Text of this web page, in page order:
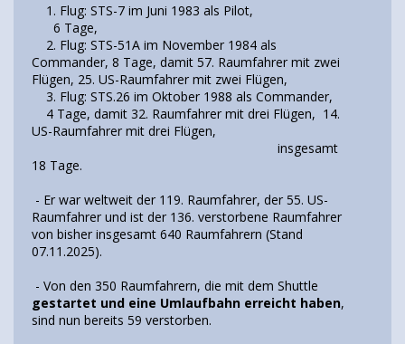
1. Flug: STS-7 im Juni 1983 als Pilot,
6 Tage,
2. Flug: STS-51A im November 1984 als
Commander, 8 Tage, damit 57. Raumfahrer mit zwei
Flügen, 25. US-Raumfahrer mit zwei Flügen,
3. Flug: STS.26 im Oktober 1988 als Commander,
4 Tage, damit 32. Raumfahrer mit drei Flügen, 14.
US-Raumfahrer mit drei Flügen,
insgesamt
18 Tage.
- Er war weltweit der 119. Raumfahrer, der 55. US-
Raumfahrer und ist der 136. verstorbene Raumfahrer
von bisher insgesamt 640 Raumfahrern (Stand
07.11.2025).
- Von den 350 Raumfahrern, die mit dem Shuttle
gestartet und eine Umlaufbahn erreicht haben,
sind nun bereits 59 verstorben.